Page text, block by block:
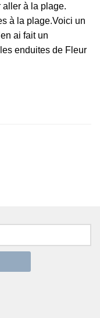
aller à la plage.
à la plage.Voici un
ai fait un
enduites de Fleur